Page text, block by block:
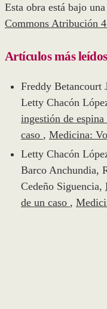
Esta obra está bajo
Commons Atribución
Artículos más
Freddy Betancourt
Letty Chacón
ingestión de
caso , Medicina:
Letty Chacón
Barco Anchundia,
Cedeño Siguencia,
de un caso ,